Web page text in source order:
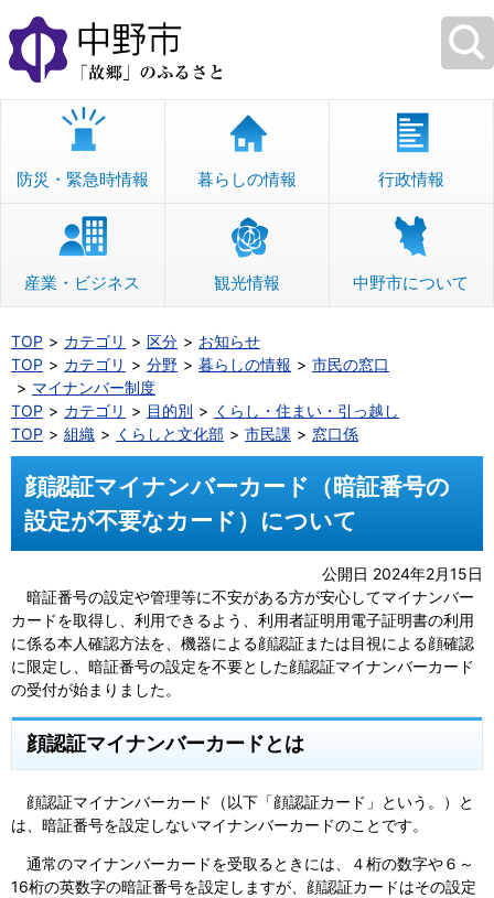
本
文
へ
移
防災・緊急時情報 暮らしの情報 行政情報
産業・ビジネス 観光情報 中野市について
TOP カテゴリ 区分
お知らせ
TOP
カテゴリ 分野 暮らしの情報
市民の窓口
マイナンバー制度
TOP
カテゴリ 目的別
くらし・住まい・引っ越し
TOP
組織 くらしと文化部 市民課 窓口係
顔認証マイナンバーカード（暗証番号の
設定が不要なカード）について
公開日 2024年2月15日
暗証番号の設定や管理等に不安がある方が安心してマイナンバー
カードを取得し、利用できるよう、利用者証明用電子証明書の利用
に係る本人確認方法を、機器による顔認証または目視による顔確認
に限定し、暗証番号の設定を不要とした顔認証マイナンバーカード
の受付が始まりました。
顔認証マイナンバーカードとは
顔認証マイナンバーカード（以下「顔認証カード」という。）と
は、暗証番号を設定しないマイナンバーカードのことです。
通常のマイナンバーカードを受取るときには、４桁の数字や６～
16桁の英数字の暗証番号を設定しますが、顔認証カードはその設定